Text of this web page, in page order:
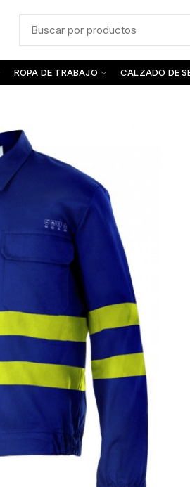
ROPA DE TRABAJO CALZADO DE